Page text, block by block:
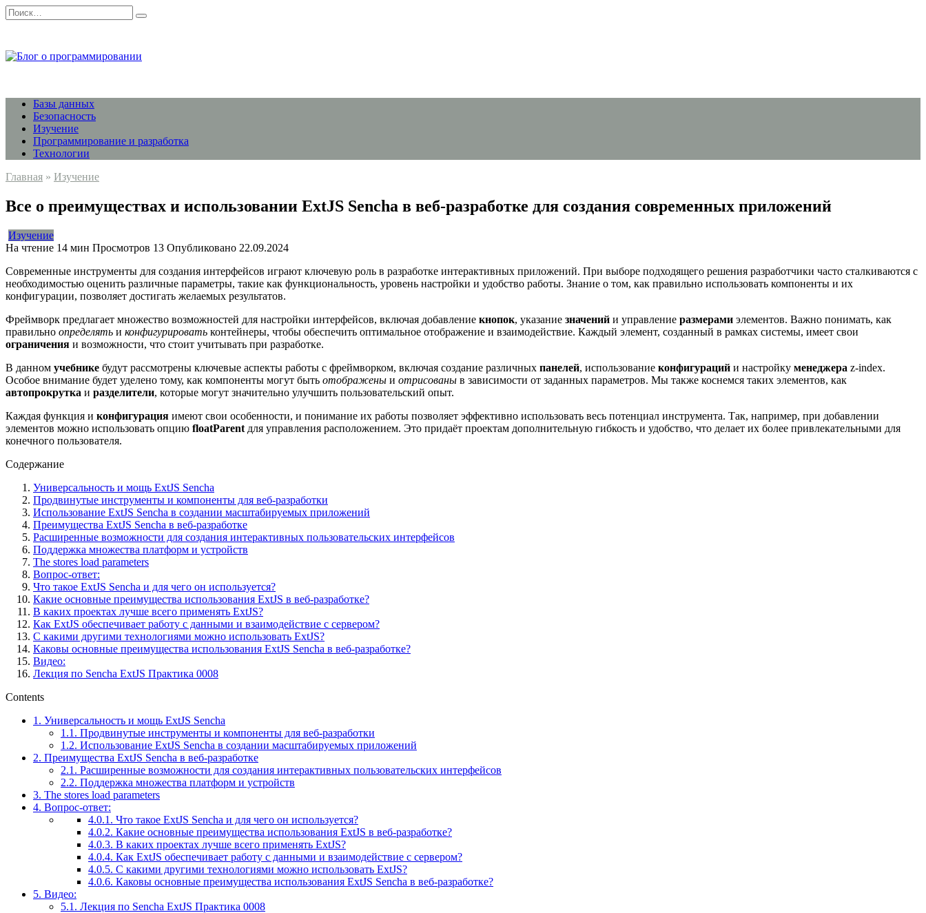
Перейти
к
Search
for:
Базы данных
Безопасность
Изучение
Программирование и разработка
Технологии
Главная » Изучение
Все о преимуществах и использовании ExtJS Sencha в веб-разработке для создания современных приложений
Изучение
На чтение 14 мин Просмотров 13 Опубликовано 22.09.2024
Современные инструменты для создания интерфейсов играют ключевую роль в разработке интерактивных приложений. При выборе подходящего решения разработчики часто сталкиваются с
необходимостью оценить различные параметры, такие как функциональность, уровень настройки и удобство работы. Знание о том, как правильно использовать компоненты и их
конфигурации, позволяет достигать желаемых результатов.
Фреймворк предлагает множество возможностей для настройки интерфейсов, включая добавление кнопок, указание значений и управление размерами элементов. Важно понимать, как
правильно определять и конфигурировать контейнеры, чтобы обеспечить оптимальное отображение и взаимодействие. Каждый элемент, созданный в рамках системы, имеет свои
ограничения и возможности, что стоит учитывать при разработке.
В данном учебнике будут рассмотрены ключевые аспекты работы с фреймворком, включая создание различных панелей, использование конфигураций и настройку менеджера z-index.
Особое внимание будет уделено тому, как компоненты могут быть отображены и отрисованы в зависимости от заданных параметров. Мы также коснемся таких элементов, как
автопрокрутка и разделители, которые могут значительно улучшить пользовательский опыт.
Каждая функция и конфигурация имеют свои особенности, и понимание их работы позволяет эффективно использовать весь потенциал инструмента. Так, например, при добавлении
элементов можно использовать опцию floatParent для управления расположением. Это придаёт проектам дополнительную гибкость и удобство, что делает их более привлекательными для
конечного пользователя.
Содержание
Универсальность и мощь ExtJS Sencha
Продвинутые инструменты и компоненты для веб-разработки
Использование ExtJS Sencha в создании масштабируемых приложений
Преимущества ExtJS Sencha в веб-разработке
Расширенные возможности для создания интерактивных пользовательских интерфейсов
Поддержка множества платформ и устройств
The stores load parameters
Вопрос-ответ:
Что такое ExtJS Sencha и для чего он используется?
Какие основные преимущества использования ExtJS в веб-разработке?
В каких проектах лучше всего применять ExtJS?
Как ExtJS обеспечивает работу с данными и взаимодействие с сервером?
С какими другими технологиями можно использовать ExtJS?
Каковы основные преимущества использования ExtJS Sencha в веб-разработке?
Видео:
Лекция по Sencha ExtJS Практика 0008
Contents
1. Универсальность и мощь ExtJS Sencha
1.1. Продвинутые инструменты и компоненты для веб-разработки
1.2. Использование ExtJS Sencha в создании масштабируемых приложений
2. Преимущества ExtJS Sencha в веб-разработке
2.1. Расширенные возможности для создания интерактивных пользовательских интерфейсов
2.2. Поддержка множества платформ и устройств
3. The stores load parameters
4. Вопрос-ответ:
4.0.1. Что такое ExtJS Sencha и для чего он используется?
4.0.2. Какие основные преимущества использования ExtJS в веб-разработке?
4.0.3. В каких проектах лучше всего применять ExtJS?
4.0.4. Как ExtJS обеспечивает работу с данными и взаимодействие с сервером?
4.0.5. С какими другими технологиями можно использовать ExtJS?
4.0.6. Каковы основные преимущества использования ExtJS Sencha в веб-разработке?
5. Видео:
5.1. Лекция по Sencha ExtJS Практика 0008